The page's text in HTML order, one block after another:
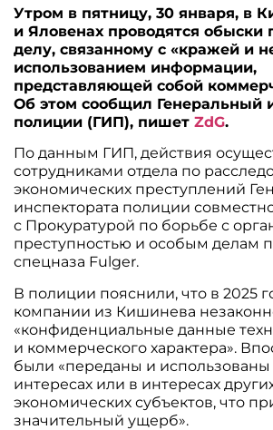
Утром в пятницу, 30 января, в
и Яловенах проводятся обыски
делу, связанному с «кражей и
использованием информации,
представляющей собой
Об этом сообщил Генеральный
полиции (ГИП), пишетZdG.
По данным ГИП, действия
сотрудниками отдела по
экономических преступлений
инспектората полиции
с Прокуратурой по борьбе с
преступностью и особым делам
спецназа Fulger.
В полиции пояснили, что в 2025
компании из Кишинева
«конфиденциальные данные
и коммерческого характера».
были «переданы и
интересах или в интересах
экономических субъектов, что
значительный ущерб».